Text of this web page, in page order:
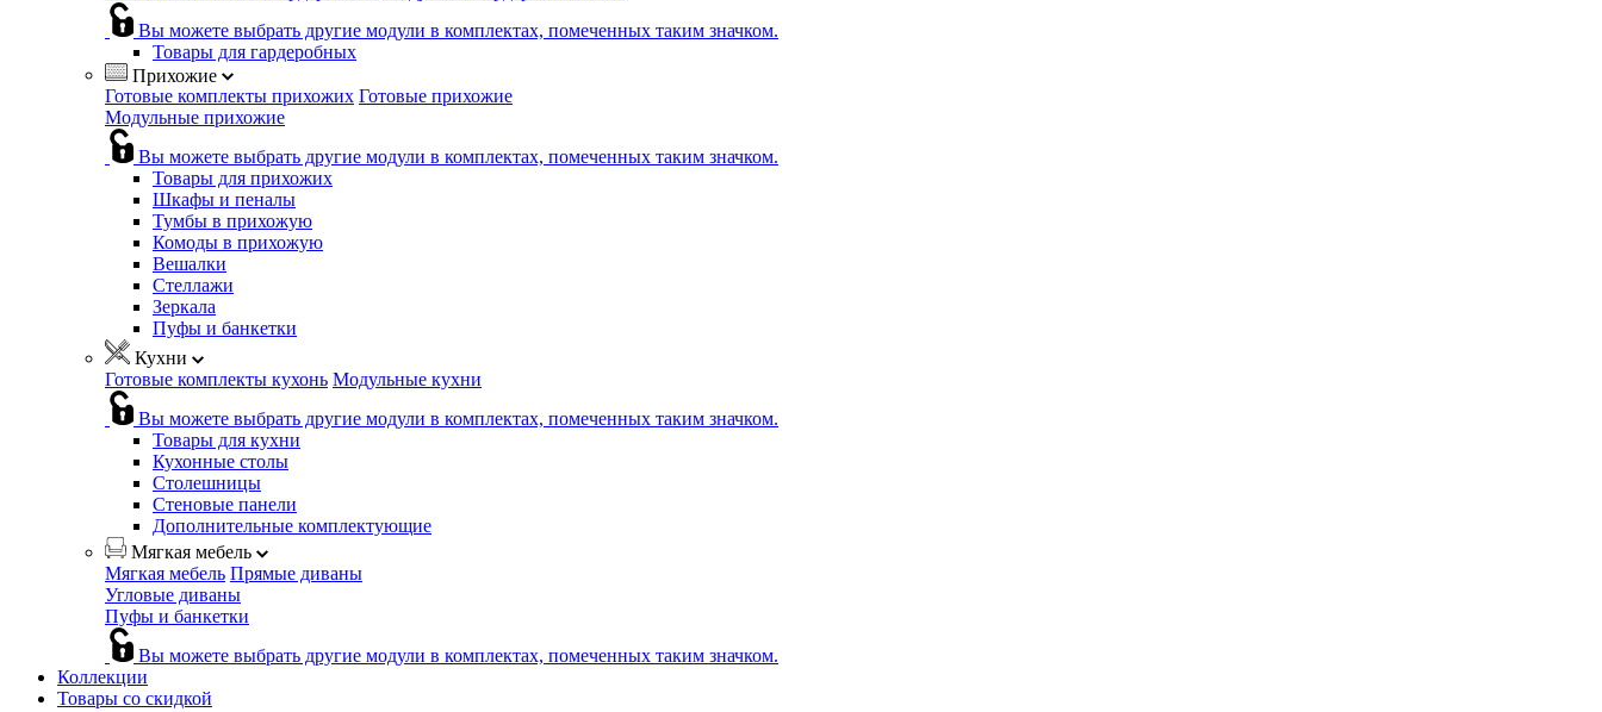
Вы можете выбрать другие модули в комплектах, помеченных таким значком.
Товары для гардеробных
Прихожие
Готовые комплекты прихожих Готовые прихожие
Модульные прихожие
Вы можете выбрать другие модули в комплектах, помеченных таким значком.
Товары для прихожих
Шкафы и пеналы
Тумбы в прихожую
Комоды в прихожую
Вешалки
Стеллажи
Зеркала
Пуфы и банкетки
Кухни
Готовые комплекты кухонь Модульные кухни
Вы можете выбрать другие модули в комплектах, помеченных таким значком.
Товары для кухни
Кухонные столы
Столешницы
Стеновые панели
Дополнительные комплектующие
Мягкая мебель
Мягкая мебель Прямые диваны
Угловые диваны
Пуфы и банкетки
Вы можете выбрать другие модули в комплектах, помеченных таким значком.
Коллекции
Товары со скидкой